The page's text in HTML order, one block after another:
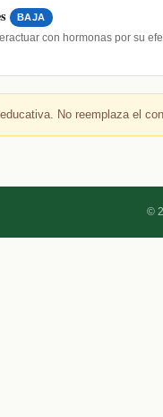
BAJA
con hormonas por su
No reemplaza el
©